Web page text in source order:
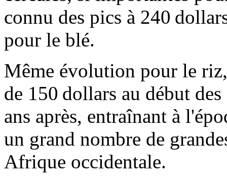
connu des pics à 240
pour le blé.
Même évolution pour le
de 150 dollars au début
ans après, entraînant à
un grand nombre de
Afrique occidentale.